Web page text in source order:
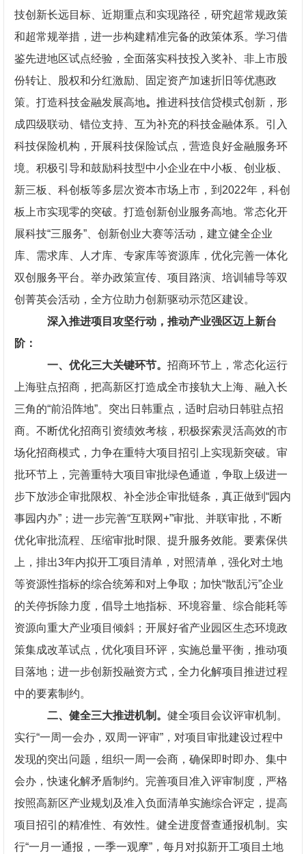
技创新长远目标、近期重点和实现路径，研究超常规政策
和超常规举措，进一步构建精准完备的政策体系。学习借
鉴先进地区试点经验，全面落实科技投入奖补、非上市股
份转让、股权和分红激励、固定资产加速折旧等优惠政
策。打造科技金融发展高地。 推进科技信贷模式创新，形
成四级联动、错位支持、互为补充的科技金融体系。引入
科技保险机构，开展科技保险试点，营造良好金融服务环
境。积极引导和鼓励科技型中小企业在中小板、创业板、
新三板、科创板等多层次资本市场上市，到2022年，科创
板上市实现零的突破。打造创新创业服务高地。常态化开
展科技“三服务”、创新创业大赛等活动，建立健全企业
库、需求库、人才库、专家库等资源库，优化完善一体化
双创服务平台。举办政策宣传、项目路演、培训辅导等双
创菁英会活动，全方位助力创新驱动示范区建设。
深入推进项目攻坚行动，推动产业强区迈上新台
阶：
一、优化三大关键环节。 招商环节上，常态化运行
上海驻点招商，把高新区打造成全市接轨大上海、融入长
三角的“前沿阵地”。突出日韩重点，适时启动日韩驻点招
商。不断优化招商引资绩效考核，积极探索灵活高效的市
场化招商模式，力争在重特大项目招引上实现新突破。审
批环节上，完善重特大项目审批绿色通道，争取上级进一
步下放涉企审批限权、补全涉企审批链条，真正做到“园内
事园内办”；进一步完善“互联网+”审批、并联审批，不断
优化审批流程、压缩审批时限、提升服务效能。要素保供
上，排出3年内拟开工项目清单，对照清单，强化对土地
等资源性指标的综合统筹和对上争取；加快“散乱污”企业
的关停拆除力度，倡导土地指标、环境容量、综合能耗等
资源向重大产业项目倾斜；开展好省产业园区生态环境政
策集成改革试点，优化项目环评，实施总量平衡，推动项
目落地；进一步创新投融资方式，全力化解项目推进过程
中的要素制约。
二、健全三大推进机制。 健全项目会议评审机制。
实行“一周一会办，双周一评审”，对项目审批建设过程中
发现的突出问题，组织一周一会商，确保即时即办、集中
会办，快速化解矛盾制约。完善项目准入评审制度，严格
按照高新区产业规划及准入负面清单实施综合评定，提高
项目招引的精准性、有效性。健全进度督查通报机制。实
行“一月一通报，一季一观摩”，每月对拟新开工项目土地